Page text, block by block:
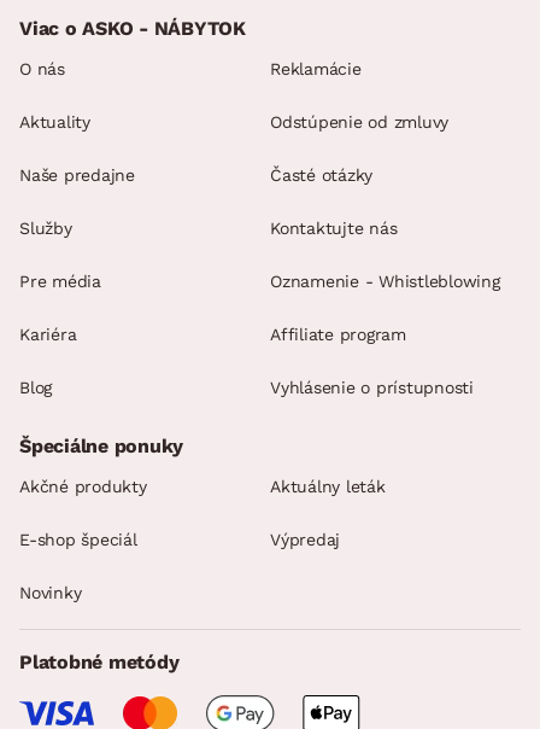
Viac o ASKO - NÁBYTOK
O nás
Aktuality
Naše predajne
Služby
Pre média
Kariéra
Blog
Reklamácie
Odstúpenie od zmluvy
Časté otázky
Kontaktujte nás
Oznamenie - Whistleblowing
Affiliate program
Vyhlásenie o prístupnosti
Špeciálne ponuky
Akčné produkty Aktuálny leták
E-shop špeciál Výpredaj
Novinky
Platobné metódy